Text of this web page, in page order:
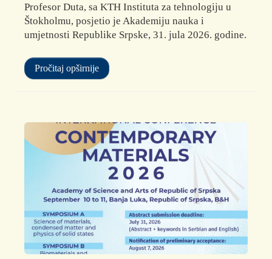
Profesor Duta, sa KTH Instituta za tehnologiju u
Štokholmu, posjetio je Akademiju nauka i
umjetnosti Republike Srpske, 31. jula 2026. godine.
Pročitaj opširnije